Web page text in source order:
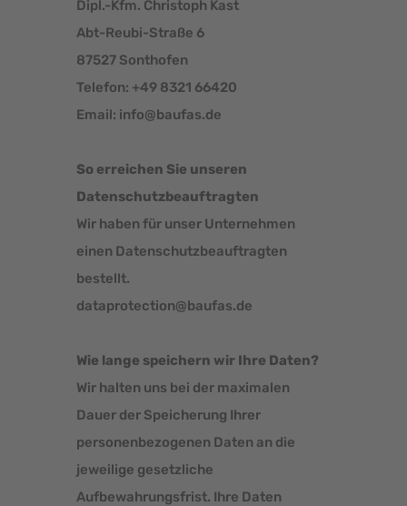
Dipl.-Kfm. Christoph Kast
Abt-Reubi-Straße 6
87527 Sonthofen
Telefon: +49 8321 66420
Email: info@baufas.de
So erreichen Sie unseren
Datenschutzbeauftragten
Wir haben für unser Unternehmen
einen Datenschutzbeauftragten
bestellt.
dataprotection@baufas.de
Wie lange speichern wir Ihre Daten?
Wir halten uns bei der maximalen
Dauer der Speicherung Ihrer
personenbezogenen Daten an die
jeweilige gesetzliche
Aufbewahrungsfrist. Ihre Daten